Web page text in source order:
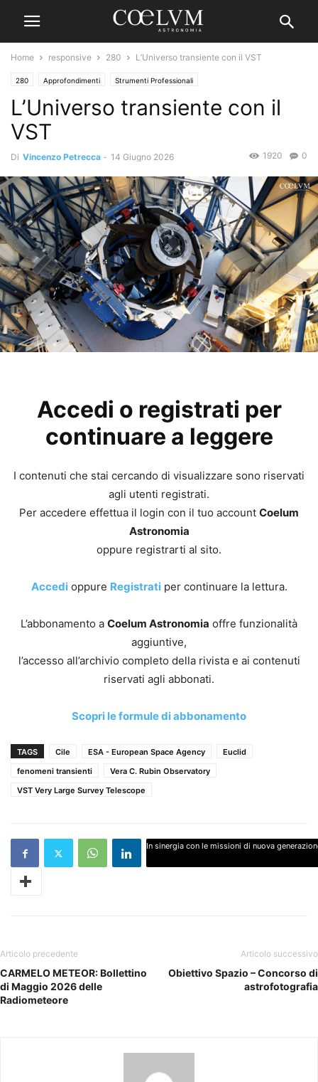
Home responsive 280 L’Universo transiente con il VST
280 Approfondimenti Strumenti Professionali
L’Universo transiente con il
VST
Di Vincenzo Petrecca - 14 Giugno 2026 0
1920
Accedi o registrati per
continuare a leggere
I contenuti che stai cercando di visualizzare sono riservati
agli utenti registrati.
Per accedere effettua il login con il tuo account Coelum
Astronomia
oppure registrarti al sito.
Accedioppure Registratiper continuare la lettura.
L’abbonamento a Coelum Astronomia offre funzionalità
aggiuntive,
l’accesso all’archivio completo della rivista e ai contenuti
riservati agli abbonati.
Scopri le formule di abbonamento
TAGS Cile ESA - European Space Agency
Euclid
fenomeni transienti
Vera C. Rubin Observatory
VST Very Large Survey Telescope
In sinergia con le missioni di nuova
Articolo precedente
CARMELO METEOR: Bollettino
di Maggio 2026 delle
Radiometeore
Articolo successivo
Obiettivo Spazio – Concorso di
astrofotografia